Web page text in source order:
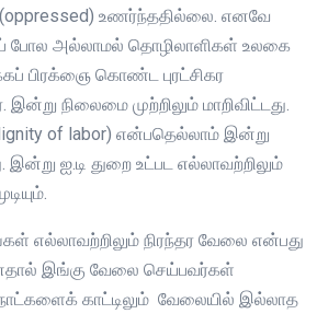
உணர்ந்ததில்லை. எனவே
அல்லாமல் தொழிலாளிகள் உலகை
பிரக்ஞை கொண்ட புரட்சிகர
நிலைமை முற்றிலும் மாறிவிட்டது.
of labor) என்பதெல்லாம் இன்று
இன்று ஐ.டி துறை உட்பட எல்லாவற்றிலும்
எல்லாவற்றிலும் நிரந்தர வேலை என்பது
இங்கு வேலை செய்பவர்கள்
காட்டிலும் வேலையில் இல்லாத